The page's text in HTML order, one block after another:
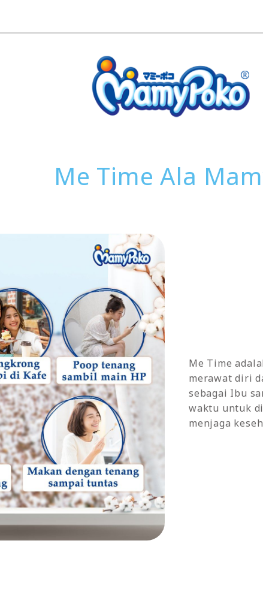
Me Time Ala
Me Time
merawat diri
sebagai Ibu
waktu untuk
menjaga